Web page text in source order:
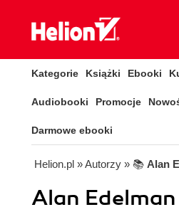
Kategorie Książki Ebooki
Audiobooki Promocje
Darmowe ebooki
Helion.pl » Autorzy » 📚 Alan
Alan